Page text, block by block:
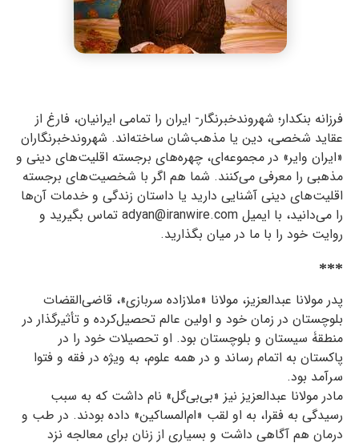
فرزانه بنکدار؛ شهروندخبرنگار- ایران را تمامی ایرانیان، فارغ از
عقاید شخصی، دین یا مذهب‌شان ساخته‌اند. شهروندخبرنگاران
«ایران وایر» در مجموعه‌ای، چهره‌های برجسته اقلیت‌های دینی و
مذهبی را معرفی می‌کنند. شما هم اگر با شخصیت‌های برجسته
اقلیت‌های دینی آشنایی دارید یا داستان زندگی و خدمات آن‌ها
را می‌دانید، با ایمیل adyan@iranwire.com تماس بگیرید و
روایت خود را با ما در میان بگذارید.
***
پدر مولانا عبدالعزیز، مولانا «ملازاده سربازی»، قاضی‌القضات
بلوچستان در زمان خود و اولین عالم تحصیل‌کرده و تأثیرگذار در
منطقۀ سیستان و بلوچستان بود. او تحصیلات خود را در
پاکستان به اتمام رساند و در همه علوم، به ویژه در فقه و فتوا
سرآمد بود.
مادر مولانا عبدالعزیز نیز«بی‌بی‌گل» نام داشت که به سبب
رسیدگی به فقرا، به او لقب «ام‌المساکین» داده بودند. در طب و
درمان هم آگاهی داشت و بسیاری از زنان برای معالجه نزد